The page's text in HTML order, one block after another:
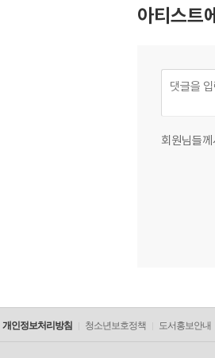
아티스트
회원님들
개인정보처리방침 청소년보호정책 도서홍보안내